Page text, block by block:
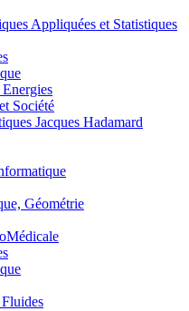
Appliquées et Statistiques
Société
Jacques Hadamard
Géométrie